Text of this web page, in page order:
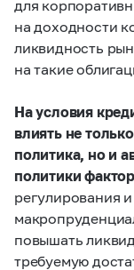
для
на доходности
ликвидность
на такие
На условия
влиять не
политика, но и
политики
регулирования
повышать
требуемую